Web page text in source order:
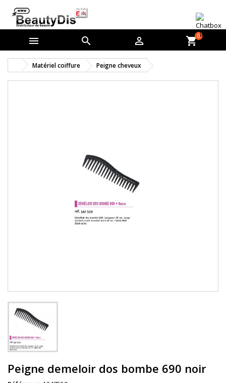
   shopping_cart0
Matériel coiffure Peigne cheveux
Peigne demeloir dos bombe 690 noir